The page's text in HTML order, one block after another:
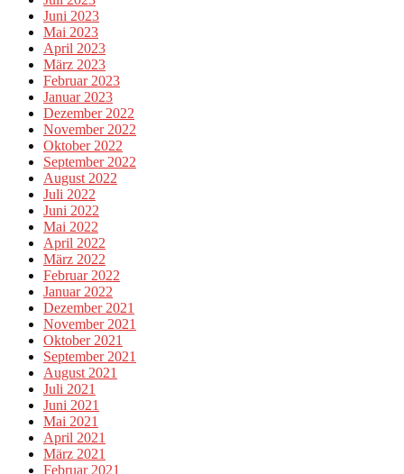
Juni 2023
Mai 2023
April 2023
März 2023
Februar 2023
Januar 2023
Dezember 2022
November 2022
Oktober 2022
September 2022
August 2022
Juli 2022
Juni 2022
Mai 2022
April 2022
März 2022
Februar 2022
Januar 2022
Dezember 2021
November 2021
Oktober 2021
September 2021
August 2021
Juli 2021
Juni 2021
Mai 2021
April 2021
März 2021
Februar 2021